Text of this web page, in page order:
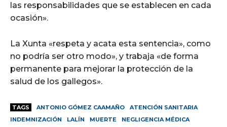
las responsabilidades que se establecen en cada
ocasión».
La Xunta «respeta y acata esta sentencia», como
no podría ser otro modo», y trabaja «de forma
permanente para mejorar la protección de la
salud de los gallegos».
TAGS ANTONIO GÓMEZ CAAMAÑO
ATENCIÓN SANITARIA
INDEMNIZACIÓN
LALÍN MUERTE
NEGLIGENCIA MÉDICA